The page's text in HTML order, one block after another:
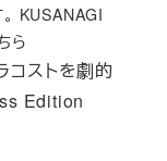
コストを劇的
Edition
KUSANAGI
ら